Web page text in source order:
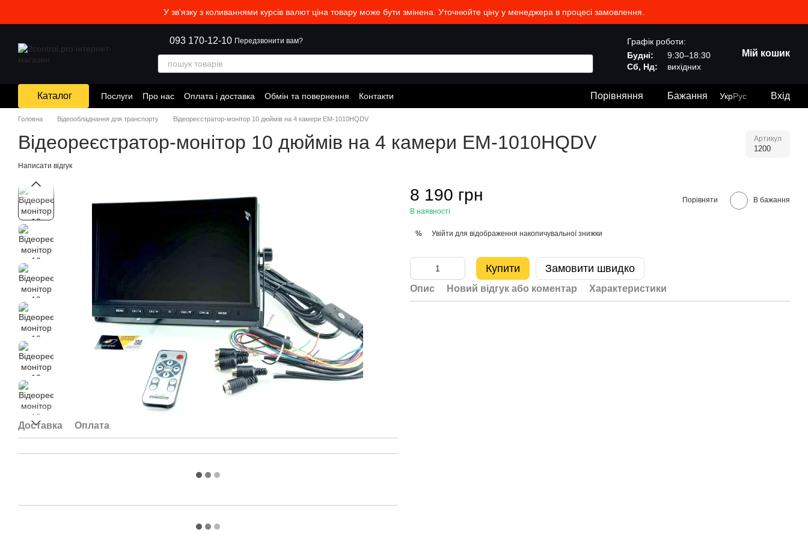
У зв'язку з коливаннями курсів валют ціна товару може бути змінена. Уточнюйте ціну у менеджера в процесі замовлення.
093 170-12-10 Передзвонити вам?
Графік роботи:
Будні:
9:30–18:30
Сб, Нд:
вихідних
Мій кошик
Каталог Послуги Про нас Оплата і доставка Обмін та повернення Контакти Порівняння Бажання УкрРус Вхід
Головна Відеообладнання для транспорту Відеореєстратор-монітор 10 дюймів на 4 камери EM-1010HQDV
Відеореєстратор-монітор 10 дюймів на 4 камери EM-1010HQDV Артикул
1200
Написати відгук
Доставка Оплата
8 190 грн
В наявності
Порівняти В бажання
% Увійти для відображення накопичувальної знижки
Купити Замовити швидко
Опис Новий відгук або коментар Характеристики